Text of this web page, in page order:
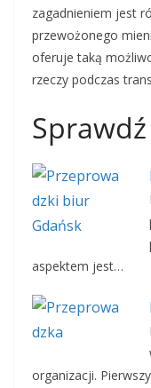
zagadnieniem jest
przewożonego
oferuje taką
rzeczy podczas
aspektem jest…
organizacji.